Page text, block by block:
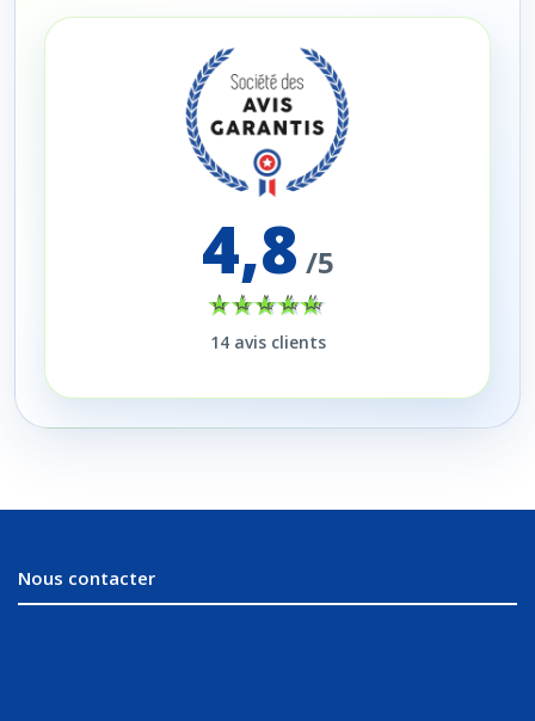
4,8 /5
14avis clients
Nous contacter